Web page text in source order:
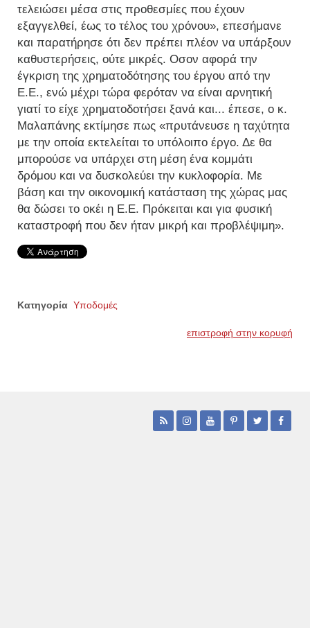
τελειώσει μέσα στις προθεσμίες που έχουν
εξαγγελθεί, έως το τέλος του χρόνου», επεσήμανε
και παρατήρησε ότι δεν πρέπει πλέον να υπάρξουν
καθυστερήσεις, ούτε μικρές. Οσον αφορά την
έγκριση της χρηματοδότησης του έργου από την
Ε.Ε., ενώ μέχρι τώρα φερόταν να είναι αρνητική
γιατί το είχε χρηματοδοτήσει ξανά και... έπεσε, ο κ.
Μαλαπάνης εκτίμησε πως «πρυτάνευσε η ταχύτητα
με την οποία εκτελείται το υπόλοιπο έργο. Δε θα
μπορούσε να υπάρχει στη μέση ένα κομμάτι
δρόμου και να δυσκολεύει την κυκλοφορία. Με
βάση και την οικονομική κατάσταση της χώρας μας
θα δώσει το οκέι η Ε.Ε. Πρόκειται και για φυσική
καταστροφή που δεν ήταν μικρή και προβλέψιμη».
Κατηγορία Υποδομές
επιστροφή στην κορυφή